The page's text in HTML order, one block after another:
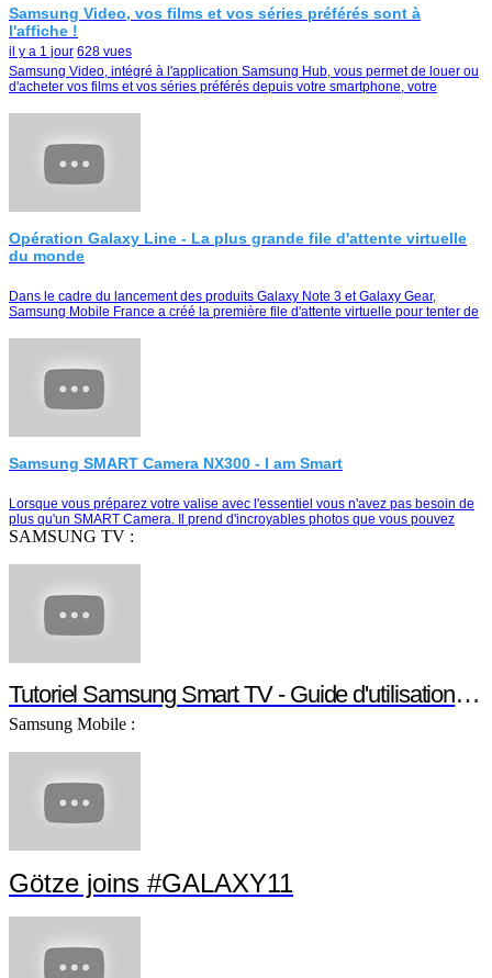
Samsung Video, vos films et vos séries préférés sont à
l'affiche !
il y a 1 jour 628 vues
Samsung Video, intégré à l'application Samsung Hub, vous permet de louer ou
d'acheter vos films et vos séries préférés depuis votre smartphone, votre
Opération Galaxy Line - La plus grande file d'attente virtuelle
du monde
Dans le cadre du lancement des produits Galaxy Note 3 et Galaxy Gear,
Samsung Mobile France a créé la première file d'attente virtuelle pour tenter de
Samsung SMART Camera NX300 - I am Smart
Lorsque vous préparez votre valise avec l'essentiel vous n'avez pas besoin de
plus qu'un SMART Camera. Il prend d'incroyables photos que vous pouvez
partager instantanément e…
SAMSUNG TV :
Tutoriel Samsung Smart TV - Guide d'utilisation Smart TV
Samsung Mobile :
Götze joins #GALAXY11